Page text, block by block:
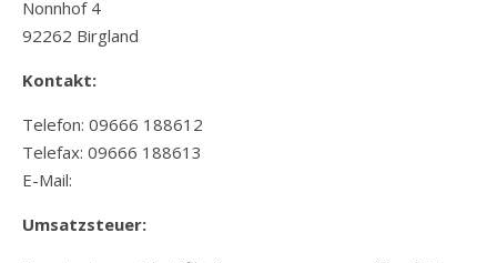
Nonnhof 4
92262 Birgland
Kontakt:
Telefon: 09666 188612
Telefax: 09666 188613
E-Mail:
Umsatzsteuer: